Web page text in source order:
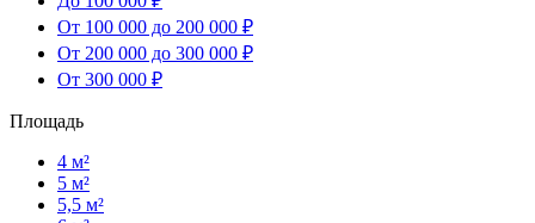
От 100 000 до 200 000 ₽
От 200 000 до 300 000 ₽
От 300 000 ₽
Площадь
4 м²
5 м²
5,5 м²